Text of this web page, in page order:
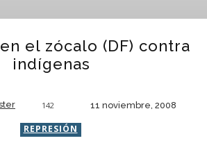
el zócalo (DF) contra
indígenas
142 11 noviembre, 2008
REPRESIÓN